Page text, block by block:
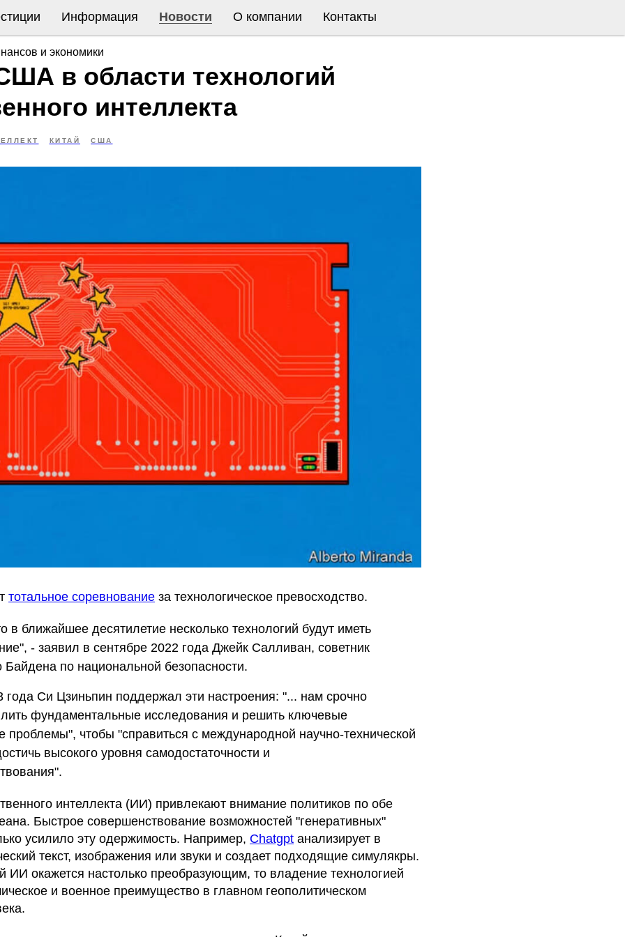
Информация Новости О компании Контакты
и экономики
в области технологий
интеллекта
КИТАЙ США
тотальное соревнование за технологическое превосходство.
в ближайшее десятилетие несколько технологий будут иметь
- заявил в сентябре 2022 года Джейк Салливан, советник
по национальной безопасности.
Си Цзиньпин поддержал эти настроения: "... нам срочно
фундаментальные исследования и решить ключевые
проблемы", чтобы "справиться с международной научно-технической
высокого уровня самодостаточности и
интеллекта (ИИ) привлекают внимание политиков по обе
Быстрое совершенствование возможностей "генеративных"
усилило эту одержимость. Например, Chatgpt анализирует в
текст, изображения или звуки и создает подходящие симулякры.
ИИ окажется настолько преобразующим, то владение технологией
и военное преимущество в главном геополитическом